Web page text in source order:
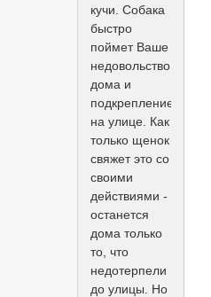
кучи. Собака
быстро
поймет Ваше
недовольство
дома и
подкрепление
на улице. Как
только щенок
свяжет это со
своими
действиями -
останется
дома только
то, что
недотерпели
до улицы. Но